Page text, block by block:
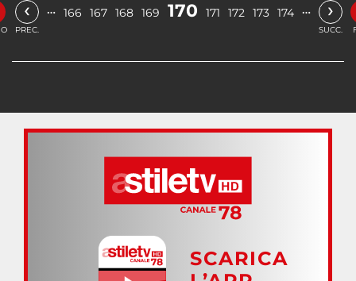
‹
PREC.
… 166 167 168 169 170 171 172 173 174 … ›
SUCC.
SCARICA